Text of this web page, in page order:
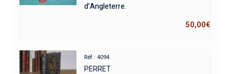
d’Angleterre.
50,00€
Réf : 4094
PERRET